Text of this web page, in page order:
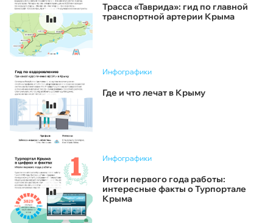
Трасса «Таврида»: гид по главной
транспортной артерии Крыма
Инфографики
Где и что лечат в Крыму
Инфографики
Итоги первого года работы:
интересные факты о Турпортале
Крыма